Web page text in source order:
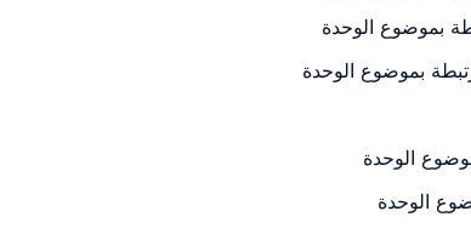
بموضوع الوحدة
بموضوع الوحدة
الوحدة
الوحدة